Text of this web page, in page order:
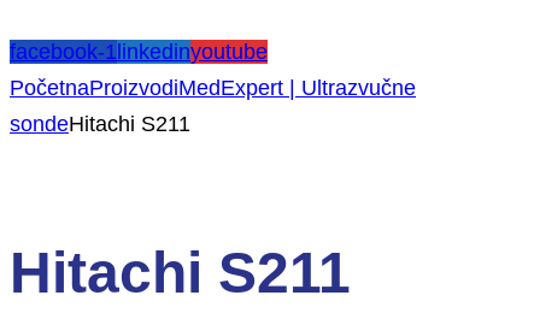
facebook-1 linkedinyoutube
PočetnaProizvodiMedExpert | Ultrazvučne
sondeHitachi S211
Hitachi S211